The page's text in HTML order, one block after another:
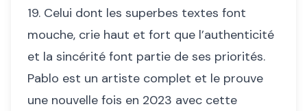
19. Celui dont les superbes textes font
mouche, crie haut et fort que l’authenticité
et la sincérité font partie de ses priorités.
Pablo est un artiste complet et le prouve
une nouvelle fois en 2023 avec cette